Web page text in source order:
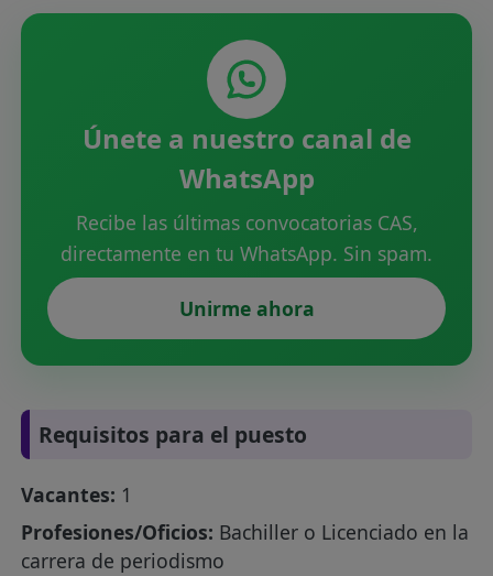
Únete a nuestro canal de
WhatsApp
Recibe las últimas convocatorias CAS,
directamente en tu WhatsApp. Sin spam.
Unirme ahora
Requisitos para el puesto
Vacantes: 1
Profesiones/Oficios: Bachiller o Licenciado en la
carrera de periodismo